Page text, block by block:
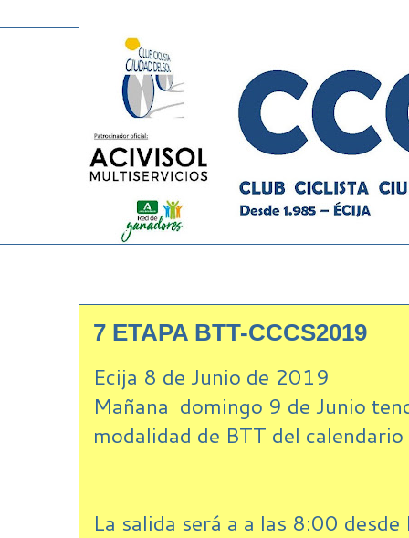
7 ETAPA BTT-CCCS2019
Ecija 8 de Junio de 2019
Mañana domingo 9 de Junio
modalidad de BTT del
La salida será a a las 8:00 desde